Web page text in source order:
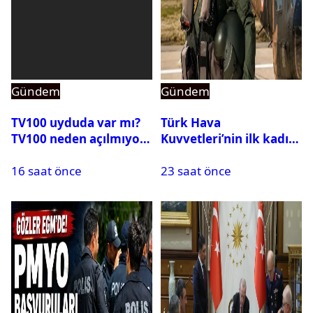
Gündem
TV100 uyduda var mı?
TV100 neden açılmıyor?
16 saat önce
Gündem
Türk Hava
Kuvvetleri’nin ilk kadın
Karapınar hakkında
ortaya çıktı
23 saat önce